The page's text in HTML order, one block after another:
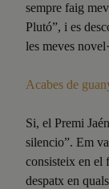
sempre faig
Plutó”, i es
les meves
Acabes de
Si, el Premi
silencio”. Em
consisteix en el
despatx en